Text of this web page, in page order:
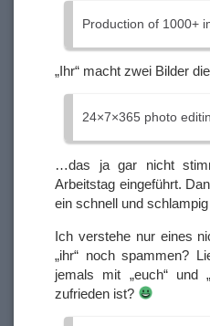
Production of 1000+
„Ihr“ macht zwei Bilder
24×7×365 photo
…das ja gar nicht
Arbeitstag eingeführt.
ein schnell und
Ich verstehe nur eines
„ihr“ noch spammen?
jemals mit „euch“ und
zufrieden ist?